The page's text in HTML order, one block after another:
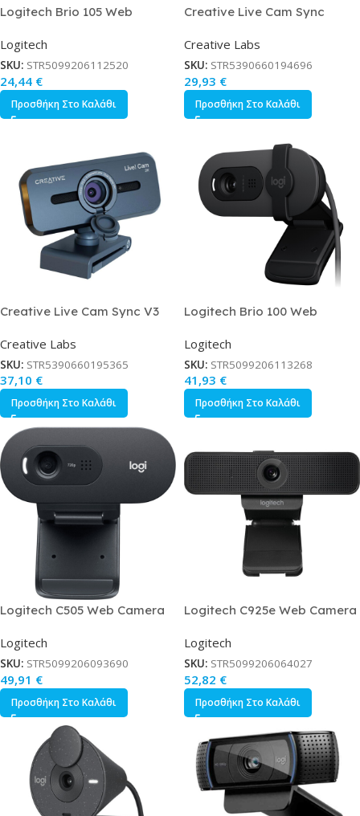
Logitech Brio 105 Web
Logitech
SKU: STR5099206112520
24,44 €
Προσθήκη Στο Καλάθι
Creative Live Cam Sync
Creative Labs
SKU: STR5390660194696
29,93 €
Προσθήκη Στο Καλάθι
Creative Live Cam Sync V3
Creative Labs
SKU: STR5390660195365
37,10 €
Προσθήκη Στο Καλάθι
Logitech Brio 100 Web
Logitech
SKU: STR5099206113268
41,93 €
Προσθήκη Στο Καλάθι
Logitech C505 Web Camera
Logitech
SKU: STR5099206093690
49,91 €
Προσθήκη Στο Καλάθι
Logitech C925e Web Camera
Logitech
SKU: STR5099206064027
52,82 €
Προσθήκη Στο Καλάθι